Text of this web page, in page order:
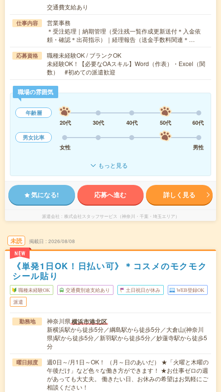
交通費支給あり
仕事内容
営業事務
＊受注処理｜納期管理（受注残一覧作成更新送付＊入金依
頼・確認＊出荷指示）｜経理報告（送金手数料関連＊…
応募資格
職種未経験OK / ブランクOK
未経験OK！【必要なOAスキル】Word（作表）・Excel（関
数） #初めての派遣歓迎
職場の雰囲気
年齢層
20代
30代 40代 50代
60代
男女比率
女性
男性
もっと見る
気になる! 応募へ進む 詳しく見る
派遣会社 株式会社スタッフサービス（神奈川・千葉・埼玉エリア）
未読
NEW
掲載日 2026/08/08
《単発1日OK！日払い可》＊コスメのモクモク
シール貼り
職種未経験OK 交通費別途支給あり 土日祝日が休み WEB登録OK
派遣
勤務地 神奈川県横浜市港北区
新横浜駅から徒歩5分／綱島駅から徒歩5分／大倉山(神奈川
県)駅から徒歩5分／新羽駅から徒歩5分／妙蓮寺駅から徒歩5
分
曜日頻度
週0日～/月1日～OK！ （月～日のあいだ） ★「火曜と木曜の
午後だけ」など色々な働き方ができます！ ★お仕事ゼロの週
があっても大丈夫。 働きたい日、お休みの希望はお気軽にご
相談ください！